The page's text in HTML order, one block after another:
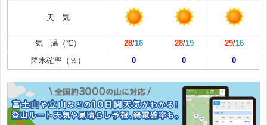
天 気
気 温（℃） 28/16 28/19 29/16
降水確率（％）
0 0 0